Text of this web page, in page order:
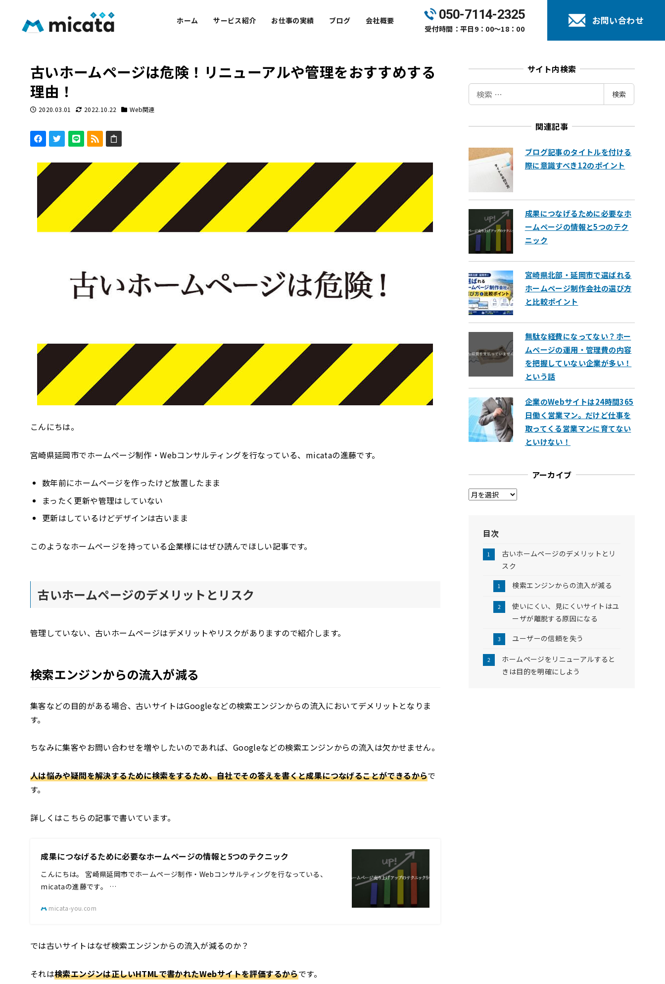
ホーム サービス紹介 お仕事の実績 ブログ 会社概要 050-7114-2325
受付時間：平日9：00～18：00
お問い合わせ
古いホームページは危険！リニューアルや管理をおすすめする
理由！
投稿日
2020.03.01
更新日
2022.10.22
カテゴリー
Web関連
こんにちは。
宮崎県延岡市でホームページ制作・Webコンサルティングを行なっている、micataの進藤です。
数年前にホームページを作ったけど放置したまま
まったく更新や管理はしていない
更新はしているけどデザインは古いまま
このようなホームページを持っている企業様にはぜひ読んでほしい記事です。
古いホームページのデメリットとリスク
管理していない、古いホームページはデメリットやリスクがありますので紹介します。
検索エンジンからの流入が減る
集客などの目的がある場合、古いサイトはGoogleなどの検索エンジンからの流入においてデメリットとなりま
す。
ちなみに集客やお問い合わせを増やしたいのであれば、Googleなどの検索エンジンからの流入は欠かせません。
人は悩みや疑問を解決するために検索をするため、自社でその答えを書くと成果につなげることができるからで
す。
詳しくはこちらの記事で書いています。
成果につなげるために必要なホームページの情報と5つのテクニック
こんにちは。 宮崎県延岡市でホームページ制作・Webコンサルティングを行なっている、
micataの進藤です。 …
micata-you.com
では古いサイトはなぜ検索エンジンからの流入が減るのか？
それは検索エンジンは正しいHTMLで書かれたWebサイトを評価するからです。
サイト内検索
検
索
検索
関連記事
ブログ記事のタイトルを付ける
際に意識すべき12のポイント
成果につなげるために必要なホ
ームページの情報と5つのテク
ニック
宮崎県北部・延岡市で選ばれる
ホームページ制作会社の選び方
と比較ポイント
無駄な経費になってない？ホー
ムページの運用・管理費の内容
を把握していない企業が多い！
という話
企業のWebサイトは24時間365
日働く営業マン。だけど仕事を
取ってくる営業マンに育てない
といけない！
アーカイブ
ア
目次
古いホームページのデメリットとリ
スク
検索エンジンからの流入が減る
使いにくい、見にくいサイトはユ
ーザが離脱する原因になる
ユーザーの信頼を失う
ホームページをリニューアルすると
きは目的を明確にしよう